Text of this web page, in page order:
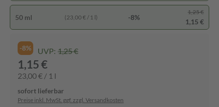
50 ml (23,00 € / 1 l) -8%
1,25 €
1,15 €
-8% UVP: 1,25 €
1,15 €
23,00 € / 1 l
sofort lieferbar
Preise inkl. MwSt. ggf. zzgl. Versandkosten